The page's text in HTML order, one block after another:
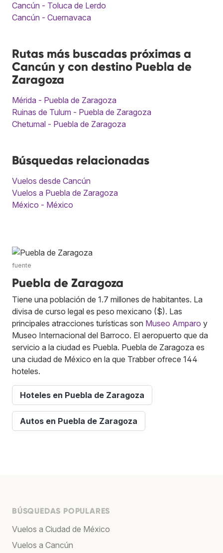
Cancún - Toluca de Lerdo
Cancún - Cuernavaca
Rutas más buscadas próximas a
Cancún y con destino Puebla de
Zaragoza
Mérida - Puebla de Zaragoza
Ruinas de Tulum - Puebla de Zaragoza
Chetumal - Puebla de Zaragoza
Búsquedas relacionadas
Vuelos desde Cancún
Vuelos a Puebla de Zaragoza
México - México
fuente
Puebla de Zaragoza
Tiene una población de 1.7 millones de habitantes. La
divisa de curso legal es peso mexicano ($). Las
principales atracciones turísticas son Museo Amparo y
Museo Internacional del Barroco. El aeropuerto que da
servicio a la ciudad es Puebla. Puebla de Zaragoza es
una ciudad de México en la que Trabber ofrece 144
hoteles.
Hoteles en Puebla de Zaragoza
Autos en Puebla de Zaragoza
BÚSQUEDAS POPULARES
Vuelos a Ciudad de México
Vuelos a Cancún